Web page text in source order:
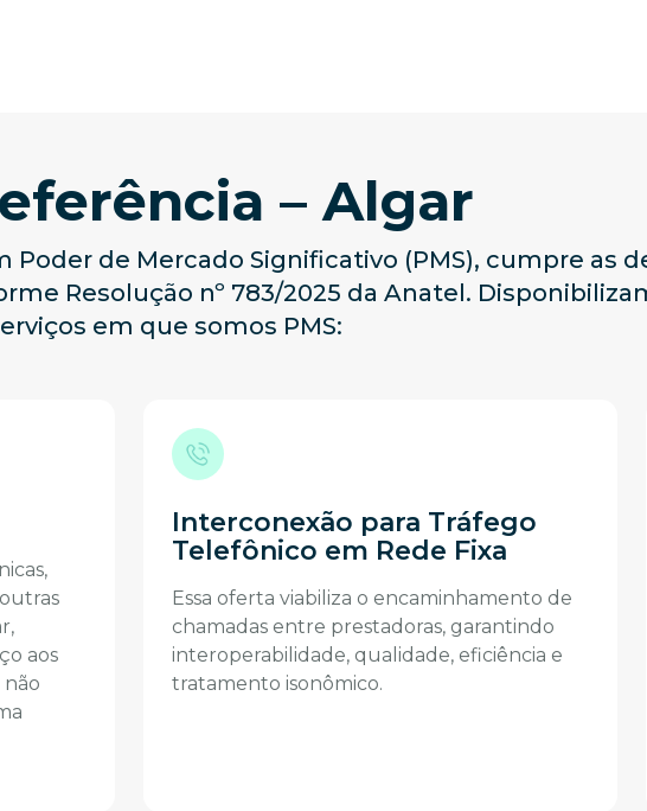
– Algar
Poder de Mercado Significativo (PMS), cumpre as
Resolução nº 783/2025 da Anatel.
em que somos PMS:
aos
não
Interconexão para Tráfego
Telefônico em Rede Fixa
Essa oferta viabiliza o encaminhamento de
chamadas entre prestadoras, garantindo
interoperabilidade, qualidade, eficiência e
tratamento isonômico.